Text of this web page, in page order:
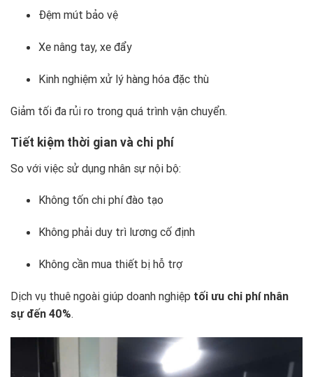
Đệm mút bảo vệ
Xe nâng tay, xe đẩy
Kinh nghiệm xử lý hàng hóa đặc thù
Giảm tối đa rủi ro trong quá trình vận chuyển.
Tiết kiệm thời gian và chi phí
So với việc sử dụng nhân sự nội bộ:
Không tốn chi phí đào tạo
Không phải duy trì lương cố định
Không cần mua thiết bị hỗ trợ
Dịch vụ thuê ngoài giúp doanh nghiệp tối ưu chi phí nhân
sự đến 40%.